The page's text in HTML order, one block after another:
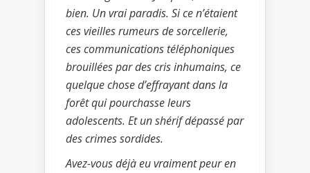
bien. Un vrai paradis. Si ce n’étaient
ces vieilles rumeurs de sorcellerie,
ces communications téléphoniques
brouillées par des cris inhumains, ce
quelque chose d’effrayant dans la
forêt qui pourchasse leurs
adolescents. Et un shérif dépassé par
des crimes sordides.
Avez-vous déjà eu vraiment peur en